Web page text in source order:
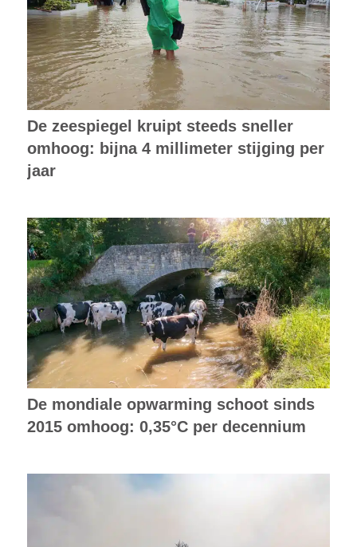
De zeespiegel kruipt steeds sneller
omhoog: bijna 4 millimeter stijging per
jaar
De mondiale opwarming schoot sinds
2015 omhoog: 0,35°C per decennium